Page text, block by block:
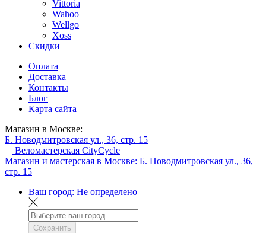
Vittoria
Wahoo
Wellgo
Xoss
Скидки
Оплата
Доставка
Контакты
Блог
Карта сайта
Магазин в Москве:
Б. Новодмитровская ул., 36, стр. 15
Веломастерская CityCycle
Магазин и мастерская в Москве: Б. Новодмитровская ул., 36,
стр. 15
Ваш город: Не определено
Сохранить